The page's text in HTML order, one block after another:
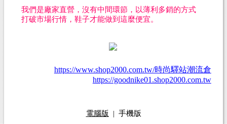
我們是廠家直營，沒有中間環節，以薄利多銷的方式
打破市場行情，鞋子才能做到這麼便宜。
https://www.shop2000.com.tw/時尚驛站潮流倉
https://goodnike01.shop2000.com.tw
電腦版 | 手機版